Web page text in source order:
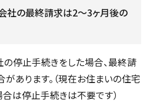
社の最終請求は2～3ヶ月後の
停止手続きをした場合、最終請
あります。（現在お住まいの住宅
は停止手続きは不要です）